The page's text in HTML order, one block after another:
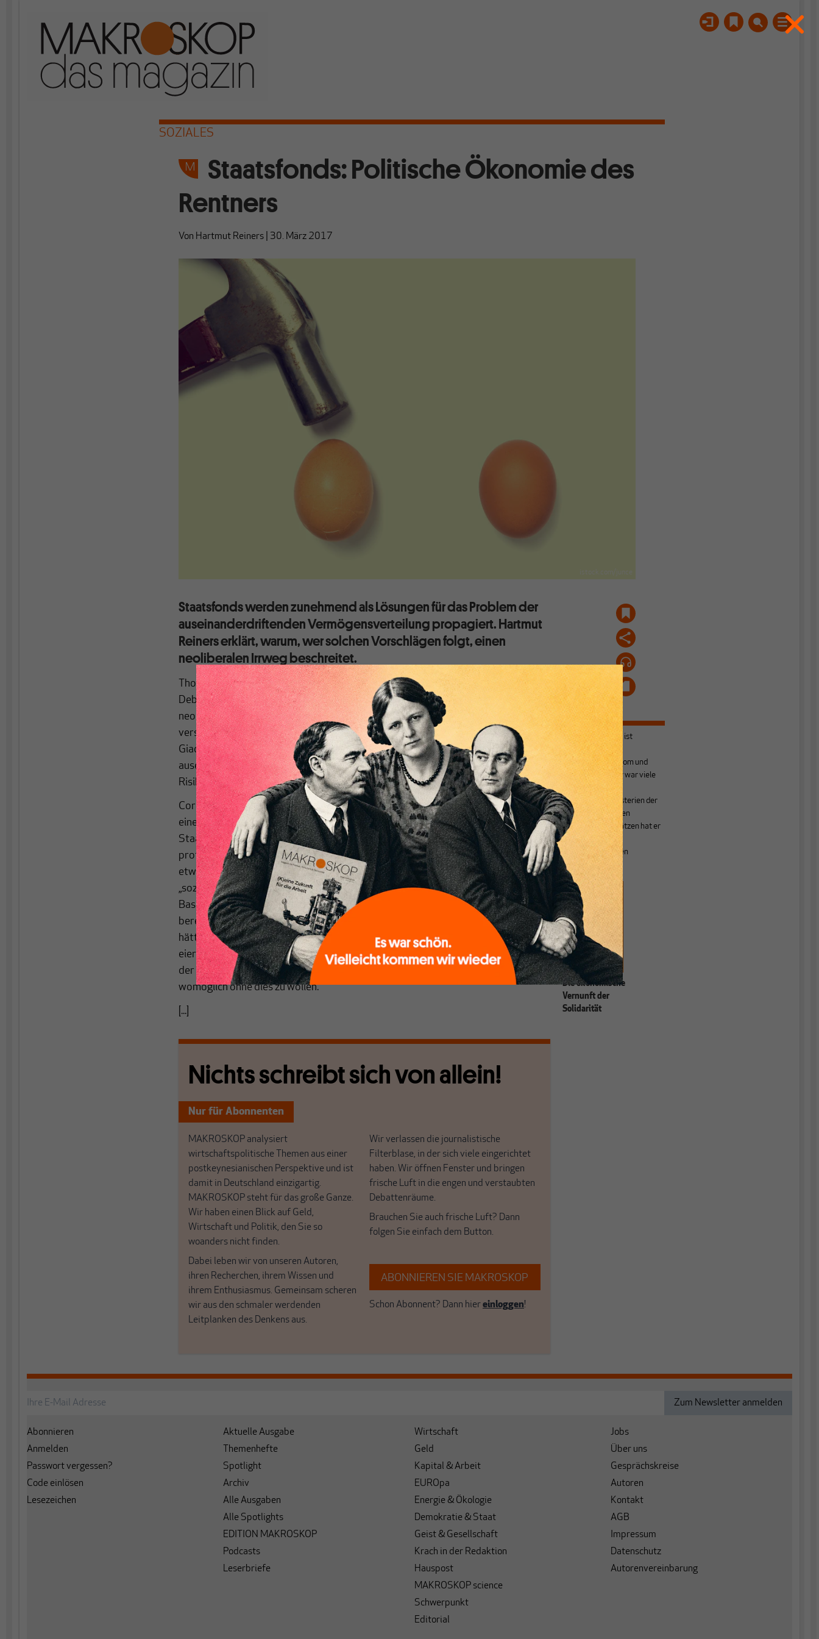
SOZIALES
Staatsfonds: Politische Ökonomie des
Rentners
Von Hartmut Reiners 30. März 2017
istock.com/junce
Staatsfonds werden zunehmend als Lösungen für das Problem der
auseinanderdriftenden Vermögensverteilung propagiert. Hartmut
Reiners erklärt, warum, wer solchen Vorschlägen folgt, einen
neoliberalen Irrweg beschreitet.
Thomas Piketty hat mit seinem Bestseller „Das Kapital im 21. Jahrhundert“ eine
Debatte über soziale und ökonomische Ungleichheit losgetreten, der sich auch
neoklassische Ökonomen nicht entziehen können. Professoren, wie der kürzlich
verstorbene Brite Anthony Atkinson oder der an der FU Berlin lehrende Italiener
Giacomo Corneo, sehen in der von Piketty nachgewiesenen weltweit
auseinanderdriftenden Vermögensverteilung große soziale und ökonomische
Risiken, die man aber mit einem Staatsfonds in Grenzen halten könne.
Corneos Mitarbeiter Timm Bönke und Astrid Harnack haben dieses Projekt in
einer von der Bertelsmann Stiftung geförderten Studie skizziert (hier). Ein
Staatsfonds biete die Möglichkeit, von weltweit steigenden Kapitalgewinnen zu
profitieren und könne so „gesellschaftlichen Herausforderungen begegnen, ohne
etwa durch höhere Steuern in das Marktgeschehen einzugreifen.“ (S.7) Man könne
„soziale Erbschaften“ (Atkinson) als eine Art Bürgergeld finanzieren, die finanzielle
Basis für die Alterssicherung ausweiten, Kapital für Infrastrukturinvestitionen
bereitstellen und sogar die Reallöhne erhöhen. Das erweckt den Eindruck, als
hätten Bönke und Harnack die Vorstellung vom Staatsfonds als einer quasi
eierlegenden Wollmilchsau zur Behebung aller sozialen Disparitäten und Mängel in
der Infrastruktur. Aber diese Erwartungen zerstören sie Schritt für Schritt selbst,
womöglich ohne dies zu wollen.
[...]
Nichts schreibt sich von allein!
Nur für Abonnenten
MAKROSKOP analysiert
wirtschaftspolitische Themen aus einer
postkeynesianischen Perspektive und ist
damit in Deutschland einzigartig.
MAKROSKOP steht für das große Ganze.
Wir haben einen Blick auf Geld,
Wirtschaft und Politik, den Sie so
woanders nicht finden.
Dabei leben wir von unseren Autoren,
ihren Recherchen, ihrem Wissen und
ihrem Enthusiasmus. Gemeinsam scheren
wir aus den schmaler werdenden
Leitplanken des Denkens aus.
Wir verlassen die journalistische
Filterblase, in der sich viele eingerichtet
haben. Wir öffnen Fenster und bringen
frische Luft in die engen und verstaubten
Debattenräume.
Brauchen Sie auch frische Luft? Dann
folgen Sie einfach dem Button.
ABONNIEREN SIE MAKROSKOP
Schon Abonnent? Dann hiereinloggen!
Hartmut Reiners ist
Volkswirt,
Gesundheitsökonom und
freier Publizist. Er war viele
Jahre in den
Gesundheitsministerien der
Länder tätig. Neben
zahlreichen Aufsätzen hat er
Bücher zum
Gesundheitswesen
veröffentlicht.
Die ökonomische
Vernunft der
Solidarität
Abonnieren
Anmelden
Passwort vergessen?
Code einlösen
Lesezeichen
Aktuelle Ausgabe
Themenhefte
Spotlight
Archiv
Alle Ausgaben
Alle Spotlights
EDITION MAKROSKOP
Podcasts
Leserbriefe
Wirtschaft
Geld
Kapital & Arbeit
EUROpa
Energie & Ökologie
Demokratie & Staat
Geist & Gesellschaft
Krach in der Redaktion
Hauspost
MAKROSKOP science
Schwerpunkt
Editorial
Jobs
Über uns
Gesprächskreise
Autoren
Kontakt
AGB
Impressum
Datenschutz
Autorenvereinbarung